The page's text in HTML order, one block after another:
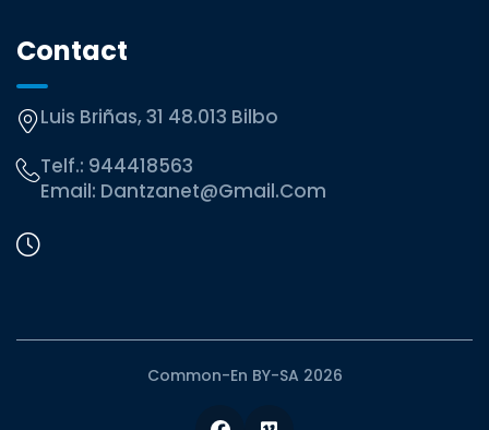
Contact
Luis Briñas, 31 48.013 Bilbo
Telf.: 944418563
Email: Dantzanet@gmail.com
Common-En BY-SA 2026